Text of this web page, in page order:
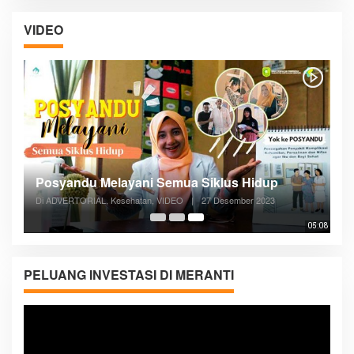
VIDEO
05:08
Posyandu Melayani Semua Siklus Hidup
Di ADVERTORIAL, Kesehatan, VIDEO | 27 Desember 2023
PELUANG INVESTASI DI MERANTI
Pemutar